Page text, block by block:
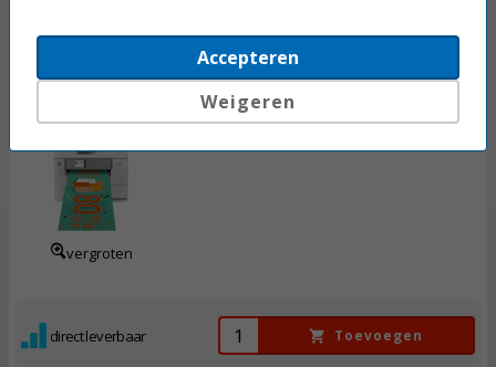
Brother MFC-J6959DW A3 inkjetprinter
Dit product mag maximaal 1 keer besteld worden.
vergroten
direct leverbaar Toevoegen
Accepteren
Weigeren